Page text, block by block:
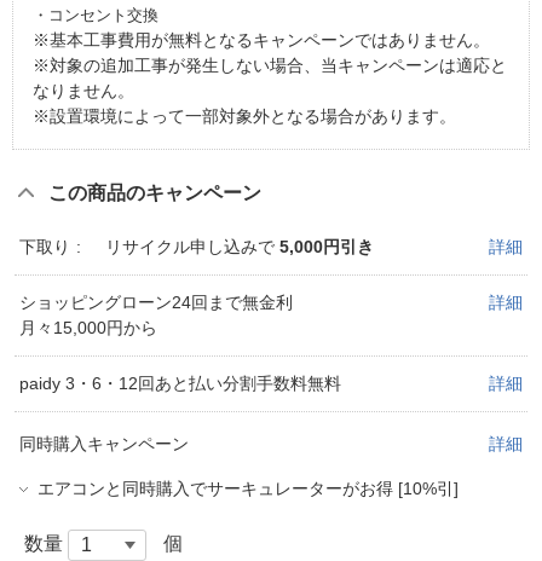
・コンセント交換
※基本工事費用が無料となるキャンペーンではありません。
※対象の追加工事が発生しない場合、当キャンペーンは適応と
なりません。
※設置環境によって一部対象外となる場合があります。
この商品のキャンペーン
下取り リサイクル申し込みで 5,000円引き 詳細
ショッピングローン24回まで無金利
月々15,000円から
詳細
paidy 3・6・12回あと払い分割手数料無料 詳細
同時購入キャンペーン 詳細
エアコンと同時購入でサーキュレーターがお得 [10%引]
数量 個